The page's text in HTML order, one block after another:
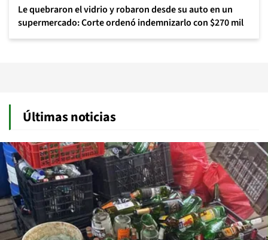
Le quebraron el vidrio y robaron desde su auto en un
supermercado: Corte ordenó indemnizarlo con $270 mil
Últimas noticias